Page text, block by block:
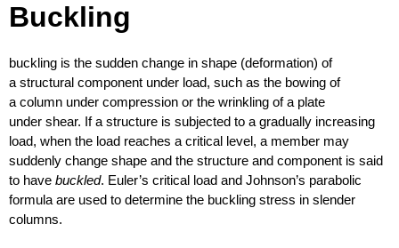
Buckling
buckling is the sudden change in shape (deformation) of
a structural component under load, such as the bowing of
a column under compression or the wrinkling of a plate
under shear. If a structure is subjected to a gradually increasing
load, when the load reaches a critical level, a member may
suddenly change shape and the structure and component is said
to have buckled. Euler’s critical load and Johnson’s parabolic
formula are used to determine the buckling stress in slender
columns.